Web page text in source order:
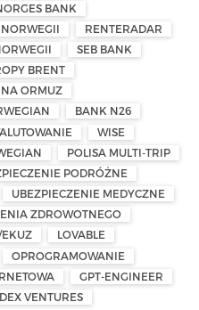
BANK
RENTERADAR
SEB BANK
BRENT
ORMUZ
BANK N26
WISE
POLISA MULTI-TRIP
PODRÓŻNE
UBEZPIECZENIE MEDYCZNE
ZDROWOTNEGO
EKUZ
LOVABLE
OPROGRAMOWANIE
GPT-ENGINEER
VENTURES